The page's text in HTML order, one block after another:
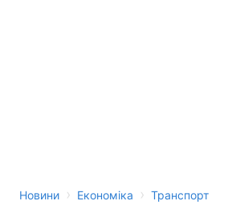
Новини › Економіка › Транспорт